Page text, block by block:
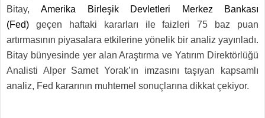
Bitay,Amerika Birleşik Devletleri Merkez Bankası
(Fed) geçen haftaki kararları ile faizleri 75 baz puan
artırmasının piyasalara etkilerine yönelik bir analiz yayınladı.
Bitay bünyesinde yer alan Araştırma ve Yatırım Direktörlüğü
Analisti Alper Samet Yorak’ın imzasını taşıyan kapsamlı
analiz, Fed kararının muhtemel sonuçlarına dikkat çekiyor.